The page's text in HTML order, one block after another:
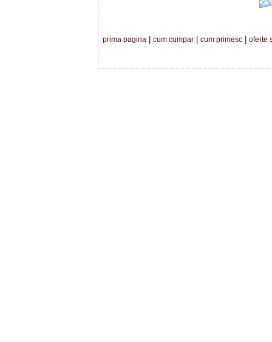
prima pagina | cum cumpar | cum primesc | oferte